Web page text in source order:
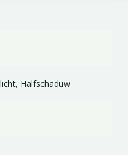
Halfschaduw